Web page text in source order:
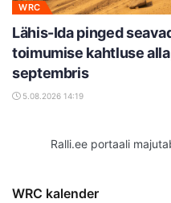
WRC
Lähis-Ida pinged
toimumise kahtluse
septembris
5.08.2026 14:19
Ralli.ee portaali
WRC kalender